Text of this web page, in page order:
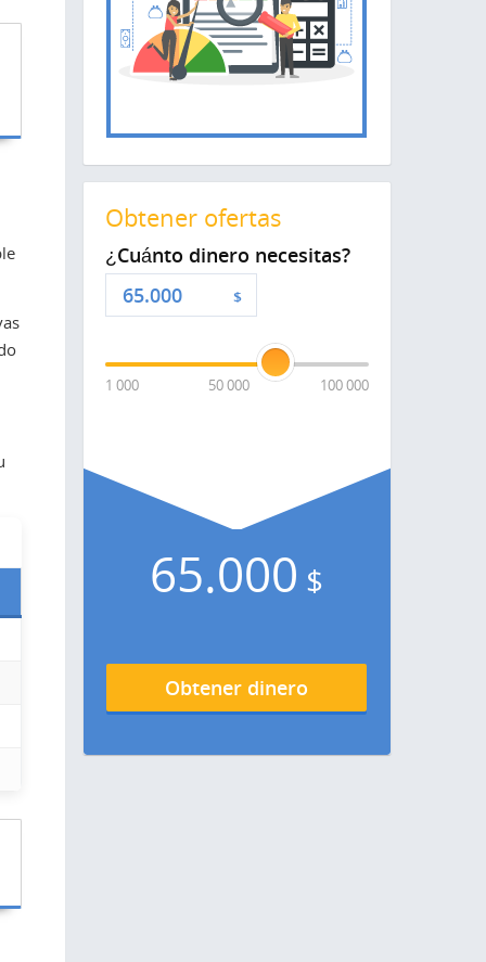
Obtener ofertas
¿Cuánto dinero necesitas?
$
1 000 50 000 100 000
65.000 $
Obtener dinero